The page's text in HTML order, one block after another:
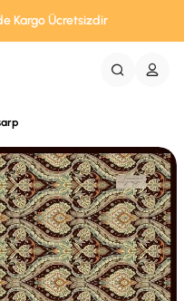
Kargo Ücretsizdir